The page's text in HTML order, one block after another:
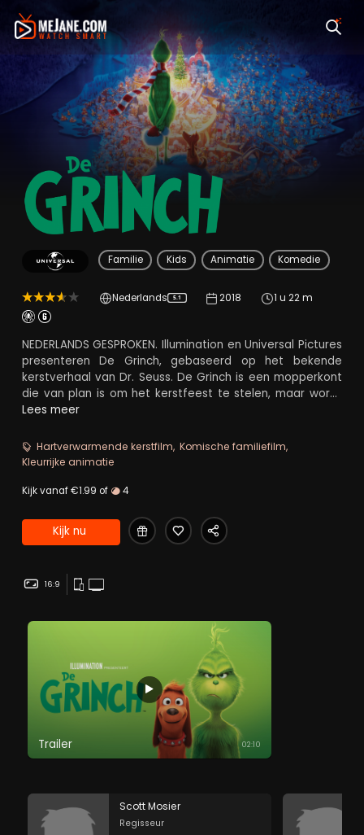
Dr. Seuss' The
Familie Kids Animatie Komedie
Nederlands 5.1 2018 1 u 22 m
NEDERLANDS GESPROKEN. Illumination en Universal Pictures
presenteren De Grinch, gebaseerd op het bekende
kerstverhaal van Dr. Seuss. De Grinch is een mopperkont
die van plan is om het kerstfeest te stelen, maar wordt
op andere gedachten gebracht door het vrolijke meisje
Lees meer
Hartverwarmende kerstfilm Komische familiefilm
Kleurrijke animatie
Kijk vanaf €1.99 of 4
Kijk nu
16:9
Trailer 02:10
Scott Mosier
Regisseur